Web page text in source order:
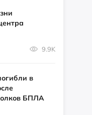
9.9K
в
БПЛА